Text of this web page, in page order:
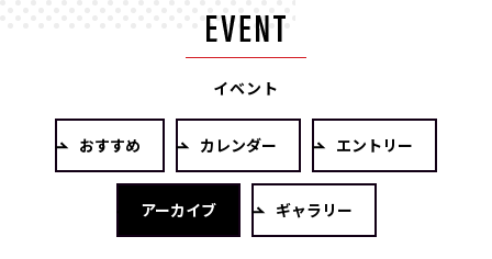
イベント
おすすめ カレンダー エントリー
アーカイブ ギャラリー